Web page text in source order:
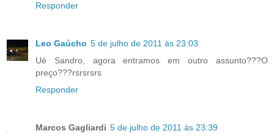
Responder
Leo Gaúcho 5 de julho de 2011 às 23:03
Ué Sandro, agora entramos em outro assunto???O
preço???rsrsrsrs
Responder
Marcos Gagliardi 5 de julho de 2011 às 23:39